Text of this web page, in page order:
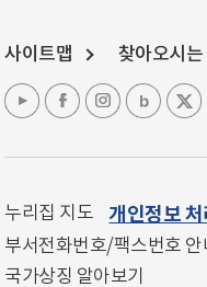
사이트맵 찾아오시는
누리집 지도 개인정보 처
부서전화번호/팩스번호 안
국가상징 알아보기